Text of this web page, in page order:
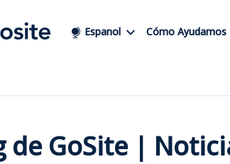
Espanol Cómo Ayudamos
de GoSite |